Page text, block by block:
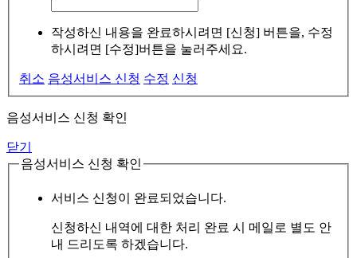
작성하신 내용을 완료하시려면 [신청] 버튼을, 수정
하시려면 [수정]버튼을 눌러주세요.
취소 음성서비스 신청 수정 신청
음성서비스 신청 확인
닫기
음성서비스 신청 확인
서비스 신청이 완료되었습니다.
신청하신 내역에 대한 처리 완료 시 메일로 별도 안
내 드리도록 하겠습니다.